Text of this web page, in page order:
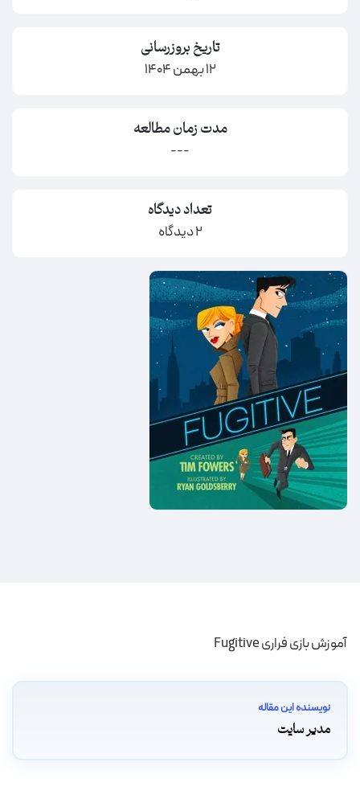
تاریخ بروزرسانی
12 بهمن 1404
مدت زمان مطالعه
---
تعداد دیدگاه
2 دیدگاه
آموزش بازی فراری Fugitive
نویسنده این مقاله
مدیر سایت